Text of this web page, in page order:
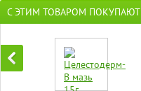
С ЭТИМ ТОВАРОМ ПОКУПАЮТ